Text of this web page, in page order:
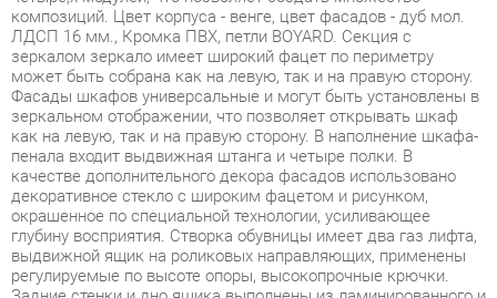
может быть собрана как на левую, так и на правую сторону.
Фасады шкафов универсальные и могут быть установлены в
зеркальном отображении, что позволяет открывать шкаф
как на левую, так и на правую сторону. В наполнение шкафа-
пенала входит выдвижная штанга и четыре полки. В
качестве дополнительного декора фасадов использовано
декоративное стекло с широким фацетом и рисунком,
окрашенное по специальной технологии, усиливающее
глубину восприятия. Створка обувницы имеет два газ лифта,
выдвижной ящик на роликовых направляющих, применены
регулируемые по высоте опоры, высокопрочные крючки.
Задние стенки и дно ящика выполнены из ламинированного и
облагороженного ЛДВП в цвет корпуса. Габариты изделия
ширина 2200 мм. глубина 354 мм. высота 2140 мм.
Условия покупки